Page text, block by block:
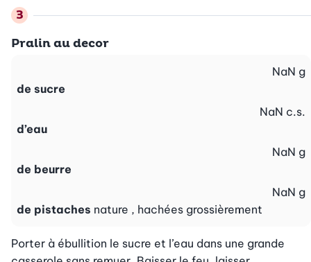
Pralin au decor
de sucre
NaN g
d’eau
NaN c.s.
de beurre
NaN g
de pistaches nature , hachées grossièrement
NaN g
Porter à ébullition le sucre et l’eau dans une grande